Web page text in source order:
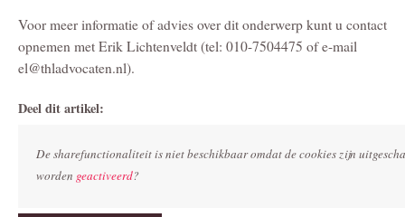
Voor meer informatie of advies over dit onderwerp kunt u contact
opnemen met Erik Lichtenveldt (tel: 010-7504475 of e-mail
el@thladvocaten.nl).
Deel dit artikel:
De sharefunctionaliteit is niet beschikbaar omdat de cookies zijn
worden geactiveerd?